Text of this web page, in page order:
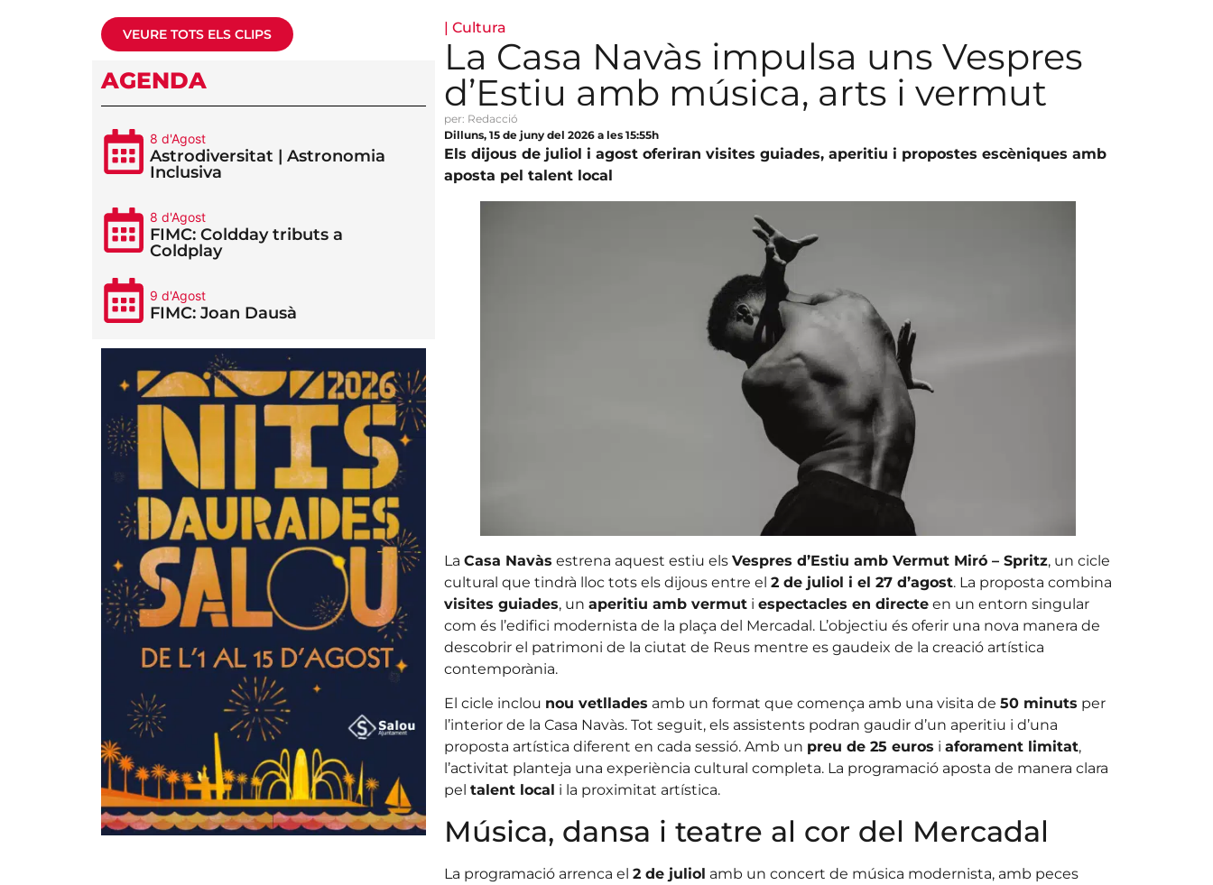
VEURE TOTS ELS CLIPS
AGENDA
8 d'Agost
Astrodiversitat | Astronomia
Inclusiva
8 d'Agost
FIMC: Coldday tributs a
Coldplay
9 d'Agost
FIMC: Joan Dausà
| Cultura
La Casa Navàs impulsa uns Vespres
d’Estiu amb música, arts i vermut
per: Redacció
Dilluns, 15 de juny del 2026 a les 15:55h
Els dijous de juliol i agost oferiran visites guiades, aperitiu i propostes escèniques amb
aposta pel talent local
La Casa Navàs estrena aquest estiu els Vespres d’Estiu amb Vermut Miró – Spritz, un cicle
cultural que tindrà lloc tots els dijous entre el 2 de juliol i el 27 d’agost. La proposta combina
visites guiades, un aperitiu amb vermuti espectacles en directeen un entorn singular
com és l’edifici modernista de la plaça del Mercadal. L’objectiu és oferir una nova manera de
descobrir el patrimoni de la ciutat de Reus mentre es gaudeix de la creació artística
contemporània.
El cicle inclou nou vetllades amb un format que comença amb una visita de 50 minuts per
l’interior de la Casa Navàs. Tot seguit, els assistents podran gaudir d’un aperitiu i d’una
proposta artística diferent en cada sessió. Amb un preu de 25 euros i aforament limitat,
l’activitat planteja una experiència cultural completa. La programació aposta de manera clara
pel talent local i la proximitat artística.
Música, dansa i teatre al cor del Mercadal
La programació arrenca el 2 de juliol amb un concert de música modernista, amb peces